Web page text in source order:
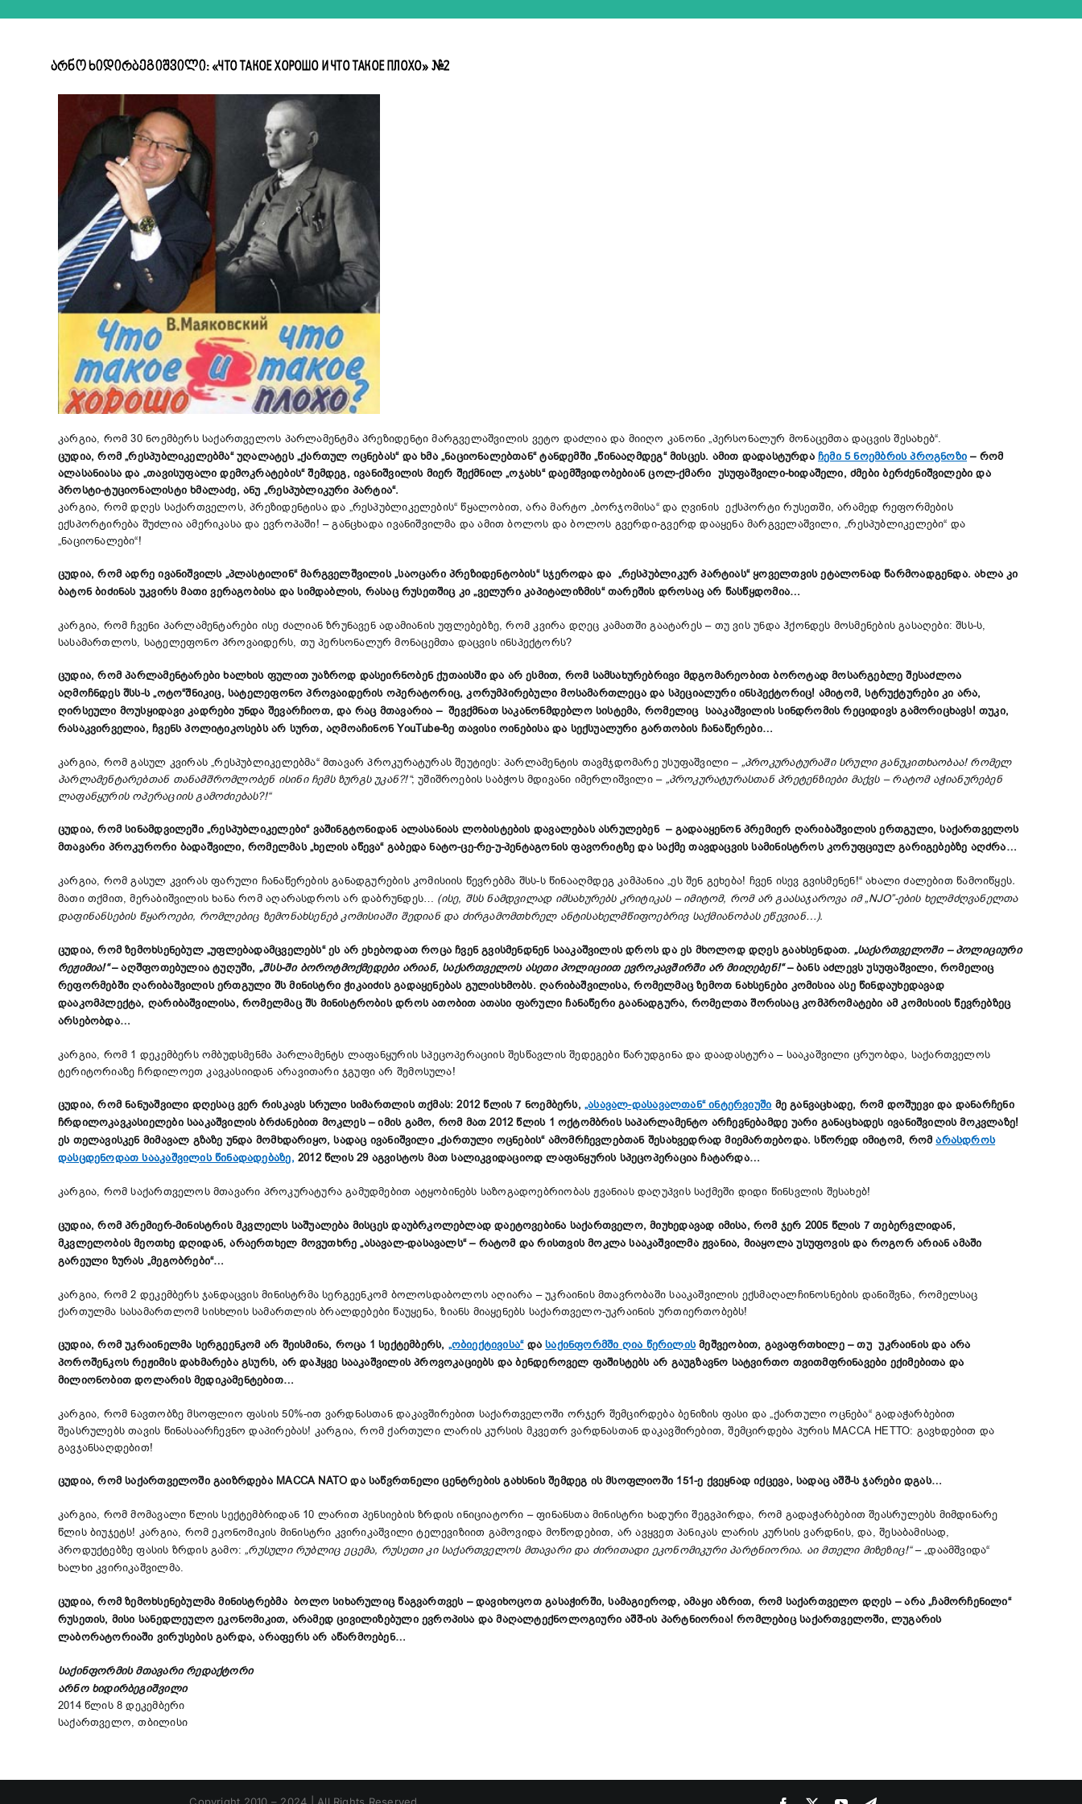
არნო ხიდირბეგიშვილი: «ЧТО ТАКОЕ ХОРОШО И ЧТО ТАКОЕ ПЛОХО» №2
კარგია, რომ 30 ნოემბერს საქართველოს პარლამენტმა პრეზიდენტი მარგველაშვილის ვეტო დაძლია და მიიღო კანონი „პერსონალურ მონაცემთა დაცვის შესახებ“.
ცუდია, რომ „რესპუბლიკელებმა“ უღალატეს „ქართულ ოცნებას“ და ხმა „ნაციონალებთან“ ტანდემში „წინააღმდეგ“ მისცეს. ამით დადასტურდა ჩემი 5 ნოემბრის პროგნოზი – რომ
ალასანიასა და „თავისუფალი დემოკრატების“ შემდეგ, ივანიშვილის მიერ შექმნილ „ოჯახს“ დაემშვიდობებიან ცოლ-ქმარი უსუფაშვილი-ხიდაშელი, ძმები ბერძენიშვილები და
პროსტი-ტუციონალისტი ხმალაძე, ანუ „რესპუბლიკური პარტია“.
კარგია, რომ დღეს საქართველოს, პრეზიდენტისა და „რესპუბლიკელების“ წყალობით, არა მარტო „ბორჯომისა“ და ღვინის ექსპორტი რუსეთში, არამედ რეფორმების
ექსპორტირება შუძლია ამერიკასა და ევროპაში! – განცხადა ივანიშვილმა და ამით ბოლოს და ბოლოს გვერდი-გვერდ დააყენა მარგველაშვილი, „რესპუბლიკელები“ და
„ნაციონალები“!
ცუდია, რომ ადრე ივანიშვილს „პლასტილინ“ მარგველშვილის „საოცარი პრეზიდენტობის“ სჯეროდა და „რესპუბლიკურ პარტიას“ ყოველთვის ეტალონად წარმოადგენდა. ახლა კი
ბატონ ბიძინას უკვირს მათი ვერაგობისა და სიმდაბლის, რასაც რუსეთშიც კი „ველური კაპიტალიზმის“ თარეშის დროსაც არ წასწყდომია…
კარგია, რომ ჩვენი პარლამენტარები ისე ძალიან ზრუნავენ ადამიანის უფლებებზე, რომ კვირა დღეც კამათში გაატარეს – თუ ვის უნდა ჰქონდეს მოსმენების გასაღები: შსს-ს,
სასამართლოს, სატელეფონო პროვაიდერს, თუ პერსონალურ მონაცემთა დაცვის ინსპექტორს?
ცუდია, რომ პარლამენტარები ხალხის ფულით უაზროდ დასეირნობენ ქუთაისში და არ ესმით, რომ სამსახურებრივი მდგომარეობით ბოროტად მოსარგებლე შესაძლოა
აღმოჩნდეს შსს-ს „ოტო“შნიკიც, სატელეფონო პროვაიდერის ოპერატორიც, კორუმპირებული მოსამართლეცა და სპეციალური ინსპექტორიც! ამიტომ, სტრუქტურები კი არა,
ღირსეული მოუსყიდავი კადრები უნდა შევარჩიოთ, და რაც მთავარია – შევქმნათ საკანონმდებლო სისტემა, რომელიც სააკაშვილის სინდრომის რეციდივს გამორიცხავს! თუკი,
რასაკვირველია, ჩვენს პოლიტიკოსებს არ სურთ, აღმოაჩინონ YouTube-ზე თავისი ოინებისა და სექსუალური გართობის ჩანაწერები…
კარგია, რომ გასულ კვირას „რესპუბლიკელებმა“ მთავარ პროკურატურას შეუტიეს: პარლამენტის თავმჯდომარე უსუფაშვილი – „პროკურატურაში სრული განუკითხაობაა! რომელ
პარლამენტარებთან თანამშრომლობენ ისინი ჩემს ზურგს უკან?!“;უშიშროების საბჭოს მდივანი იმერლიშვილი – „პროკურატურასთან პრეტენზიები მაქვს – რატომ აჭიანურებენ
ლაფანყურის ოპერაციის გამოძიებას?!“
ცუდია, რომ სინამდვილეში „რესპუბლიკელები“ ვაშინგტონიდან ალასანიას ლობისტების დავალებას ასრულებენ – გადააყენონ პრემიერ ღარიბაშვილის ერთგული, საქართველოს
მთავარი პროკურორი ბადაშვილი, რომელმას „ხელის აწევა“ გაბედა ნატო-ცე-რე-უ-პენტაგონის ფავორიტზე და საქმე თავდაცვის სამინისტროს კორუფციულ გარიგებებზე აღძრა…
კარგია, რომ გასულ კვირას ფარული ჩანაწერების განადგურების კომისიის წევრებმა შსს-ს წინააღმდეგ კამპანია „ეს შენ გეხება! ჩვენ ისევ გვისმენენ!“ ახალი ძალებით წამოიწყეს.
მათი თქმით, მერაბიშვილის ხანა რომ აღარასდროს არ დაბრუნდეს… (ისე, შსს ნამდვილად იმსახურებს კრიტიკას – იმიტომ, რომ არ გაასაჯაროვა იმ „NJO”-ების ხელმძღვანელთა
დაფინანსების წყაროები, რომლებიც ზემონახსენებ კომისიაში შედიან და ძირგამომთხრელ ანტისახელმწიფოებრივ საქმიანობას ეწევიან…).
ცუდია, რომ ზემოხსენებულ „უფლებადამცველებს“ ეს არ ეხებოდათ როცა ჩვენ გვისმენდნენ სააკაშვილის დროს და ეს მხოლოდ დღეს გაახსენდათ. „საქართველოში – პოლიციური
რეჟიმია!“– აღშფოთებულია ტუღუში, „შსს-ში ბოროტმოქმედები არიან, საქართველოს ასეთი პოლიციით ევროკავშირში არ მიიღებენ!“– ბანს აძლევს უსუფაშვილი, რომელიც
რეფორმებში ღარიბაშვილის ერთგული შს მინისტრი ჭიკაიძის გადაყენებას გულისხმობს. ღარიბაშვილისა, რომელმაც ზემოთ ნახსენები კომისია ასე წინდაუხედავად
დააკომპლექტა, ღარიბაშვილისა, რომელმაც შს მინისტრობის დროს ათობით ათასი ფარული ჩანაწერი გაანადგურა, რომელთა შორისაც კომპრომატები ამ კომისიის წევრებზეც
არსებობდა…
კარგია, რომ 1 დეკემბერს ომბუდსმენმა პარლამენტს ლაფანყურის სპეცოპერაციის შესწავლის შედეგები წარუდგინა და დაადასტურა – სააკაშვილი ცრუობდა, საქართველოს
ტერიტორიაზე ჩრდილოეთ კავკასიიდან არავითარი ჯგუფი არ შემოსულა!
ცუდია, რომ ნანუაშვილი დღესაც ვერ რისკავს სრული სიმართლის თქმას: 2012 წლის 7 ნოემბერს,„ასავალ-დასავალთან“ ინტერვიუში მე განვაცხადე, რომ დოშუევი და დანარჩენი
ჩრდილოკავკასიელები სააკაშვილის ბრძანებით მოკლეს – იმის გამო, რომ მათ 2012 წლის 1 ოქტომბრის საპარლამენტო არჩევნებამდე უარი განაცხადეს ივანიშვილის მოკვლაზე!
ეს თელავისკენ მიმავალ გზაზე უნდა მომხდარიყო, სადაც ივანიშვილი „ქართული ოცნების“ ამომრჩევლებთან შესახვედრად მიემართებოდა. სწორედ იმიტომ, რომარასდროს
დასცდენოდათ სააკაშვილის წინადადებაზე, 2012 წლის 29 აგვისტოს მათ სალიკვიდაციოდ ლაფანყურის სპეცოპერაცია ჩატარდა…
კარგია, რომ საქართველოს მთავარი პროკურატურა გამუდმებით ატყობინებს საზოგადოებრიობას ჟვანიას დაღუპვის საქმეში დიდი წინსვლის შესახებ!
ცუდია, რომ პრემიერ-მინისტრის მკვლელს საშუალება მისცეს დაუბრკოლებლად დაეტოვებინა საქართველო, მიუხედავად იმისა, რომ ჯერ 2005 წლის 7 თებერვლიდან,
მკვლელობის მეოთხე დღიდან, არაერთხელ მოვუთხრე „ასავალ-დასავალს“ – რატომ და რისთვის მოკლა სააკაშვილმა ჟვანია, მიაყოლა უსუფოვის და როგორ არიან ამაში
გარეული ზურას „მეგობრები“…
კარგია, რომ 2 დეკემბერს ჯანდაცვის მინისტრმა სერგეენკომ ბოლოსდაბოლოს აღიარა – უკრაინის მთავრობაში სააკაშვილის ექსმაღალჩინოსნების დანიშვნა, რომელსაც
ქართულმა სასამართლომ სისხლის სამართლის ბრალდებები წაუყენა, ზიანს მიაყენებს საქართველო-უკრაინის ურთიერთობებს!
ცუდია, რომ უკრაინელმა სერგეენკომ არ შეისმინა, როცა 1 სექტემბერს, „ობიექტივისა“დასაქინფორმში ღია წერილისმეშვეობით, გავაფრთხილე – თუ უკრაინის და არა
პოროშენკოს რეჟიმის დახმარება გსურს, არ დაჰყვე სააკაშვილის პროვოკაციებს და ბენდეროველ ფაშისტებს არ გაუგზავნო სატვირთო თვითმფრინავები ექიმებითა და
მილიონობით დოლარის მედიკამენტებით…
კარგია, რომ ნავთობზე მსოფლიო ფასის 50%-ით ვარდნასთან დაკავშირებით საქართველოში ორჯერ შემცირდება ბენიზის ფასი და „ქართული ოცნება“ გადაჭარბებით
შეასრულებს თავის წინასაარჩევნო დაპირებას! კარგია, რომ ქართული ლარის კურსის მკვეთრ ვარდნასთან დაკავშირებით, შემცირდება პურის МАССА НЕТТО: გავხდებით და
გავჯანსაღდებით!
ცუდია, რომ საქართველოში გაიზრდება МАССА NATO და საწვრთნელი ცენტრების გახსნის შემდეგ ის მსოფლიოში 151-ე ქვეყნად იქცევა, სადაც აშშ-ს ჯარები დგას…
კარგია, რომ მომავალი წლის სექტემბრიდან 10 ლარით პენსიების ზრდის ინიციატორი – ფინანსთა მინისტრი ხადური შეგვპირდა, რომ გადაჭარბებით შეასრულებს მიმდინარე
წლის ბიუჯეტს! კარგია, რომ ეკონომიკის მინისტრი კვირიკაშვილი ტელევიზიით გამოვიდა მოწოდებით, არ ავყვეთ პანიკას ლარის კურსის ვარდნის, და, შესაბამისად,
პროდუქტებზე ფასის ზრდის გამო:„რუსული რუბლიც ეცემა, რუსეთი კი საქართველოს მთავარი და ძირითადი ეკონომიკური პარტნიორია. აი მთელი მიზეზიც!“– „დაამშვიდა“
ხალხი კვირიკაშვილმა.
ცუდია, რომ ზემოხსენებულმა მინისტრებმა ბოლო სიხარულიც წაგვართვეს – დავიხოცოთ გასაჭირში, სამაგიეროდ, ამაყი აზრით, რომ საქართველო დღეს – არა „ჩამორჩენილი“
რუსეთის, მისი სანედლეულო ეკონომიკით, არამედ ცივილიზებული ევროპისა და მაღალტექნოლოგიური აშშ-ის პარტნიორია! რომლებიც საქართველოში, ლუგარის
ლაბორატორიაში ვირუსების გარდა, არაფერს არ აწარმოებენ…
საქინფორმის მთავარი რედაქტორი
არნო ხიდირბეგიშვილი
2014 წლის 8 დეკემბერი
საქართველო, თბილისი